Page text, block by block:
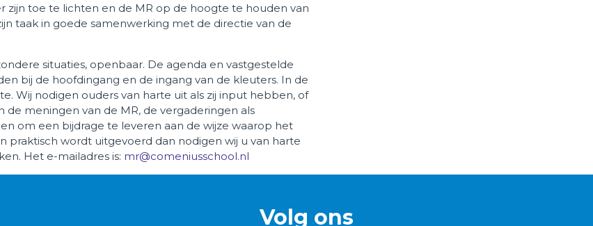
zijn toe te lichten en de MR op de hoogte te houden van
taak in goede samenwerking met de directie van de
situaties, openbaar. De agenda en vastgestelde
bij de hoofdingang en de ingang van de kleuters. In de
Wij nodigen ouders van harte uit als zij input hebben, of
de meningen van de MR, de vergaderingen als
om een bijdrage te leveren aan de wijze waarop het
praktisch wordt uitgevoerd dan nodigen wij u van harte
Het e-mailadres is: mr@comeniusschool.nl
Volg ons